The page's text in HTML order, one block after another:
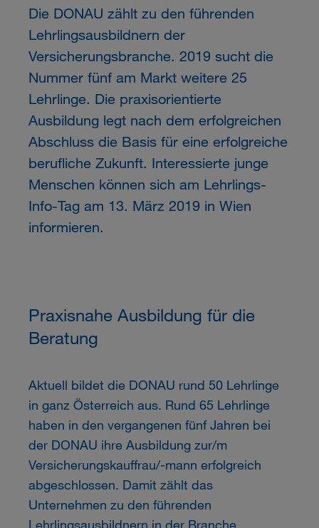
Die DONAU zählt zu den führenden
Lehrlingsausbildnern der
Versicherungsbranche. 2019 sucht die
Nummer fünf am Markt weitere 25
Lehrlinge. Die praxisorientierte
Ausbildung legt nach dem erfolgreichen
Abschluss die Basis für eine erfolgreiche
berufliche Zukunft. Interessierte junge
Menschen können sich am Lehrlings-
Info-Tag am 13. März 2019 in Wien
informieren.
Praxisnahe Ausbildung für die
Beratung
Aktuell bildet die DONAU rund 50 Lehrlinge
in ganz Österreich aus. Rund 65 Lehrlinge
haben in den vergangenen fünf Jahren bei
der DONAU ihre Ausbildung zur/m
Versicherungskauffrau/-mann erfolgreich
abgeschlossen. Damit zählt das
Unternehmen zu den führenden
Lehrlingsausbildnern in der Branche.